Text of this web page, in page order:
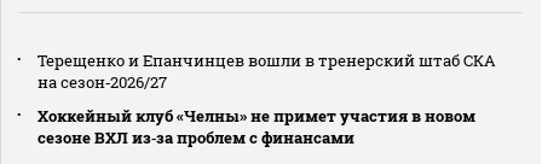
Терещенко и Епанчинцев вошли в тренерский штаб СКА
на сезон‑2026/27
Хоккейный клуб «Челны» не примет участия в новом
сезоне ВХЛ из‑за проблем с финансами